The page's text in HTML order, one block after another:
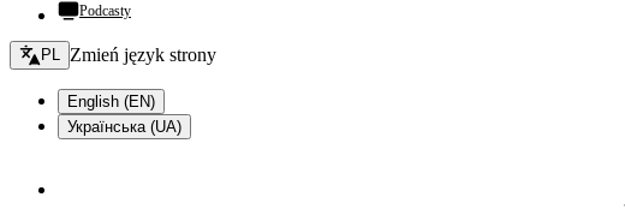
Podcasty
Zmień język - bieżący:
PL Zmień język strony
English (EN)
Українська (UA)